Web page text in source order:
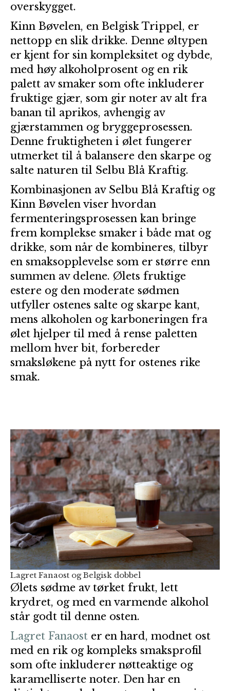
overskygget.
Kinn Bøvelen, en Belgisk Trippel, er
nettopp en slik drikke. Denne øltypen
er kjent for sin kompleksitet og dybde,
med høy alkoholprosent og en rik
palett av smaker som ofte inkluderer
fruktige gjær, som gir noter av alt fra
banan til aprikos, avhengig av
gjærstammen og bryggeprosessen.
Denne fruktigheten i ølet fungerer
utmerket til å balansere den skarpe og
salte naturen til Selbu Blå Kraftig.
Kombinasjonen av Selbu Blå Kraftig og
Kinn Bøvelen viser hvordan
fermenteringsprosessen kan bringe
frem komplekse smaker i både mat og
drikke, som når de kombineres, tilbyr
en smaksopplevelse som er større enn
summen av delene. Ølets fruktige
estere og den moderate sødmen
utfyller ostenes salte og skarpe kant,
mens alkoholen og karboneringen fra
ølet hjelper til med å rense paletten
mellom hver bit, forbereder
smaksløkene på nytt for ostenes rike
smak.
Lagret Fanaost og Belgisk dobbel
Ølets sødme av tørket frukt, lett
krydret, og med en varmende alkohol
står godt til denne osten.
Lagret Fanaost er en hard, modnet ost
med en rik og kompleks smaksprofil
som ofte inkluderer nøtteaktige og
karamelliserte noter. Den har en